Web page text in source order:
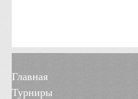
Главная
Турниры